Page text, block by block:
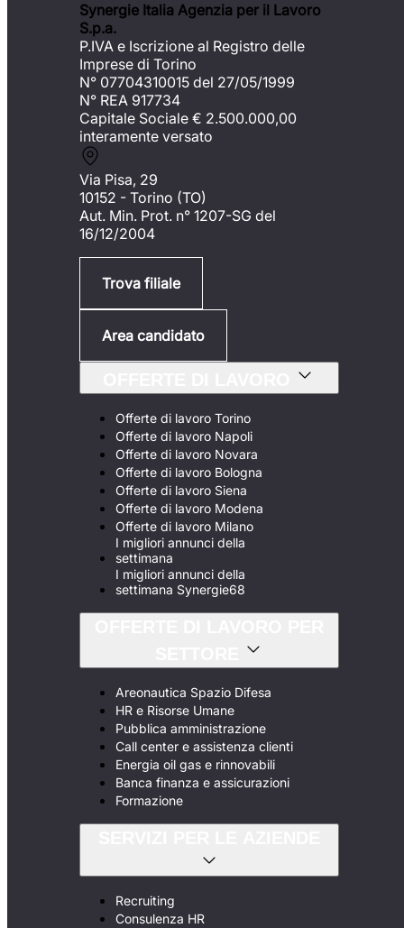
Synergie Italia Agenzia per il Lavoro
S.p.a.
P.IVA e Iscrizione al Registro delle
Imprese di Torino
N° 07704310015 del 27/05/1999
N° REA 917734
Capitale Sociale € 2.500.000,00
interamente versato
Via Pisa, 29
10152 - Torino (TO)
Aut. Min. Prot. n° 1207-SG del
16/12/2004
Trova filiale
Area candidato
Offerte di lavoro Torino
Offerte di lavoro Napoli
Offerte di lavoro Novara
Offerte di lavoro Bologna
Offerte di lavoro Siena
Offerte di lavoro Modena
Offerte di lavoro Milano
I migliori annunci della
settimana
I migliori annunci della
settimana Synergie68
Areonautica Spazio Difesa
HR e Risorse Umane
Pubblica amministrazione
Call center e assistenza clienti
Energia oil gas e rinnovabili
Banca finanza e assicurazioni
Formazione
Recruiting
Consulenza HR